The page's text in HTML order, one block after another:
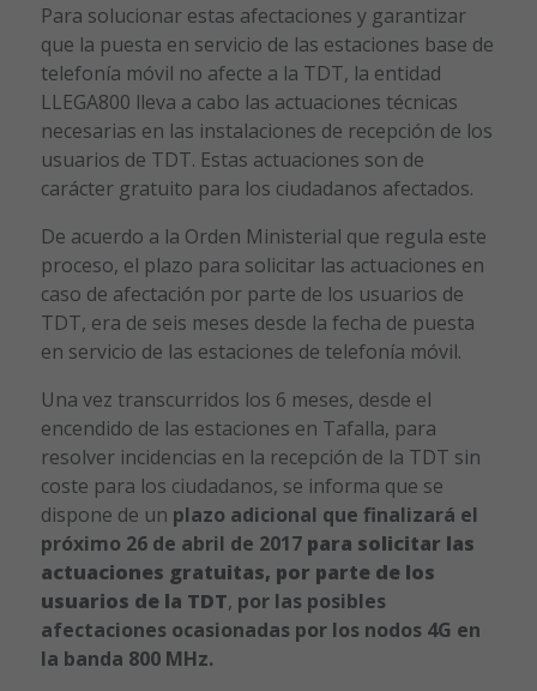
Para solucionar estas afectaciones y garantizar
que la puesta en servicio de las estaciones base de
telefonía móvil no afecte a la TDT, la entidad
LLEGA800 lleva a cabo las actuaciones técnicas
necesarias en las instalaciones de recepción de los
usuarios de TDT. Estas actuaciones son de
carácter gratuito para los ciudadanos afectados.
De acuerdo a la Orden Ministerial que regula este
proceso, el plazo para solicitar las actuaciones en
caso de afectación por parte de los usuarios de
TDT, era de seis meses desde la fecha de puesta
en servicio de las estaciones de telefonía móvil.
Una vez transcurridos los 6 meses, desde el
encendido de las estaciones en Tafalla, para
resolver incidencias en la recepción de la TDT sin
coste para los ciudadanos, se informa que se
dispone de un plazo adicional que finalizará el
próximo 26 de abril de 2017para solicitar las
actuaciones gratuitas, por parte de los
usuarios de la TDT, por las posibles
afectaciones ocasionadas por los nodos 4G en
la banda 800 MHz.